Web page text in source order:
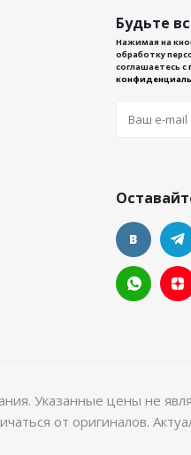
Будьте
Нажимая на
обработку
соглашаетесь с
Указанные цены не
от оригиналов.